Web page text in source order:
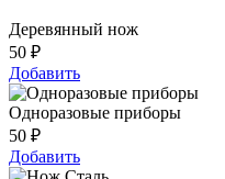
Деревянный нож
50 ₽
Добавить
Одноразовые приборы
50 ₽
Добавить